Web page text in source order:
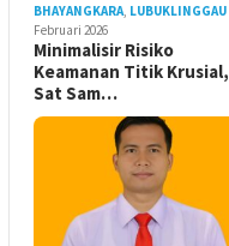
BHAYANGKARA, LUBUKLINGGAU
Februari 2026
Minimalisir Risiko
Keamanan Titik Krusial,
Sat Sam…